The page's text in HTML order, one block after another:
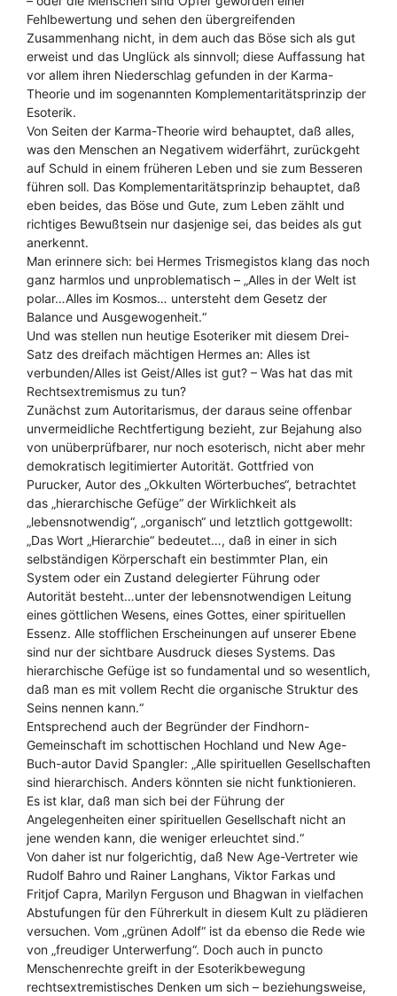
Fehlbewertung und sehen den übergreifenden
Zusammenhang nicht, in dem auch das Böse sich als gut
erweist und das Unglück als sinnvoll; diese Auffassung hat
vor allem ihren Niederschlag gefunden in der Karma-
Theorie und im sogenannten Komplementaritätsprinzip der
Esoterik.
Von Seiten der Karma-Theorie wird behauptet, daß alles,
was den Menschen an Negativem widerfährt, zurückgeht
auf Schuld in einem früheren Leben und sie zum Besseren
führen soll. Das Komplementaritätsprinzip behauptet, daß
eben beides, das Böse und Gute, zum Leben zählt und
richtiges Bewußtsein nur dasjenige sei, das beides als gut
anerkennt.
Man erinnere sich: bei Hermes Trismegistos klang das noch
ganz harmlos und unproblematisch – „Alles in der Welt ist
polar…Alles im Kosmos… untersteht dem Gesetz der
Balance und Ausgewogenheit.“
Und was stellen nun heutige Esoteriker mit diesem Drei-
Satz des dreifach mächtigen Hermes an: Alles ist
verbunden/Alles ist Geist/Alles ist gut? – Was hat das mit
Rechtsextremismus zu tun?
Zunächst zum Autoritarismus, der daraus seine offenbar
unvermeidliche Rechtfertigung bezieht, zur Bejahung also
von unüberprüfbarer, nur noch esoterisch, nicht aber mehr
demokratisch legitimierter Autorität. Gottfried von
Purucker, Autor des „Okkulten Wörterbuches“, betrachtet
das „hierarchische Gefüge“ der Wirklichkeit als
„lebensnotwendig“, „organisch“ und letztlich gottgewollt:
„Das Wort „Hierarchie“ bedeutet…, daß in einer in sich
selbständigen Körperschaft ein bestimmter Plan, ein
System oder ein Zustand delegierter Führung oder
Autorität besteht…unter der lebensnotwendigen Leitung
eines göttlichen Wesens, eines Gottes, einer spirituellen
Essenz. Alle stofflichen Erscheinungen auf unserer Ebene
sind nur der sichtbare Ausdruck dieses Systems. Das
hierarchische Gefüge ist so fundamental und so wesentlich,
daß man es mit vollem Recht die organische Struktur des
Seins nennen kann.“
Entsprechend auch der Begründer der Findhorn-
Gemeinschaft im schottischen Hochland und New Age-
Buch-autor David Spangler: „Alle spirituellen Gesellschaften
sind hierarchisch. Anders könnten sie nicht funktionieren.
Es ist klar, daß man sich bei der Führung der
Angelegenheiten einer spirituellen Gesellschaft nicht an
jene wenden kann, die weniger erleuchtet sind.“
Von daher ist nur folgerichtig, daß New Age-Vertreter wie
Rudolf Bahro und Rainer Langhans, Viktor Farkas und
Fritjof Capra, Marilyn Ferguson und Bhagwan in vielfachen
Abstufungen für den Führerkult in diesem Kult zu plädieren
versuchen. Vom „grünen Adolf“ ist da ebenso die Rede wie
von „freudiger Unterwerfung“. Doch auch in puncto
Menschenrechte greift in der Esoterikbewegung
rechtsextremistisches Denken um sich – beziehungsweise,